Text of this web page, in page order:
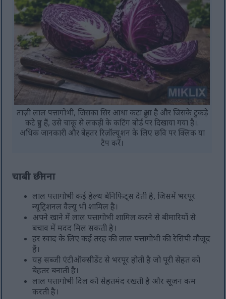
ताज़ी लाल पत्तागोभी, जिसका सिर आधा कटा हुआ है और जिसके टुकड़े
कटे हुए हैं, उसे चाकू से लकड़ी के कटिंग बोर्ड पर दिखाया गया है।.
अधिक जानकारी और बेहतर रिज़ॉल्यूशन के लिए छवि पर क्लिक या
टैप करें।
चाबी छीनना
लाल पत्तागोभी कई हेल्थ बेनिफिट्स देती है, जिसमें भरपूर
न्यूट्रिशनल वैल्यू भी शामिल है।
अपने खाने में लाल पत्तागोभी शामिल करने से बीमारियों से
बचाव में मदद मिल सकती है।
हर स्वाद के लिए कई तरह की लाल पत्तागोभी की रेसिपी मौजूद
हैं।
यह सब्जी एंटीऑक्सीडेंट से भरपूर होती है जो पूरी सेहत को
बेहतर बनाती है।
लाल पत्तागोभी दिल को सेहतमंद रखती है और सूजन कम
करती है।